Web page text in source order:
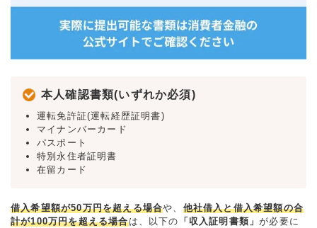
本人確認書類(いずれか必須)
運転免許証(運転経歴証明書)
マイナンバーカード
パスポート
特別永住者証明書
在留カード
借入希望額が50万円を超える場合や、 他社借入と借入希望額の合
計が100万円を超える場合は、以下の 「収入証明書類」が必要に